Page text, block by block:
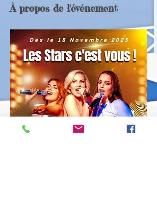
À propos de l'événement